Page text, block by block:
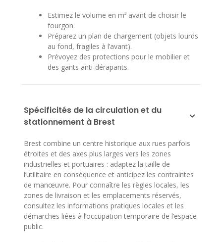
Estimez le volume en m³ avant de choisir le
fourgon.
Préparez un plan de chargement (objets lourds
au fond, fragiles à l’avant).
Prévoyez des protections pour le mobilier et
des gants anti-dérapants.
Spécificités de la circulation et du
stationnement à Brest
Brest combine un centre historique aux rues parfois
étroites et des axes plus larges vers les zones
industrielles et portuaires : adaptez la taille de
l’utilitaire en conséquence et anticipez les contraintes
de manœuvre. Pour connaître les règles locales, les
zones de livraison et les emplacements réservés,
consultez les informations pratiques locales et les
démarches liées à l’occupation temporaire de l’espace
public.